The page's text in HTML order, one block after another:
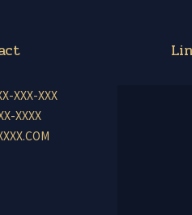
XXX-XXX
XXXX